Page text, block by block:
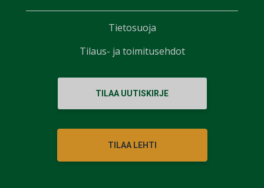
TILAA UUTISKIRJE
TILAA LEHTI
Tietosuoja
Tilaus- ja toimitusehdot